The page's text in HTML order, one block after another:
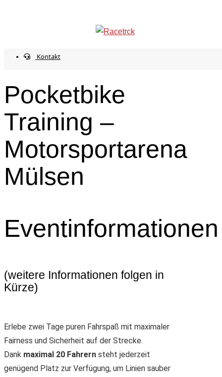
Kontakt
Pocketbike
Training –
Motorsportarena
Mülsen
Eventinformationen
(weitere Informationen folgen in
Kürze)
Erlebe zwei Tage puren Fahrspaß mit maximaler
Fairness und Sicherheit auf der Strecke.
Dank maximal 20 Fahrern steht jederzeit
genügend Platz zur Verfügung, um Linien sauber